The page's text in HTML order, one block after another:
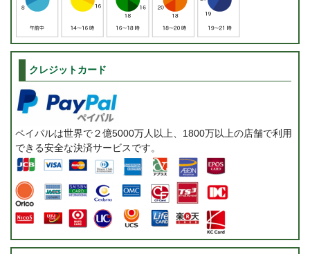
クレジットカード
ペイパルは世界で２億5000万人以上、1800万以上の店舗で利用
できる安全な決済サービスです。